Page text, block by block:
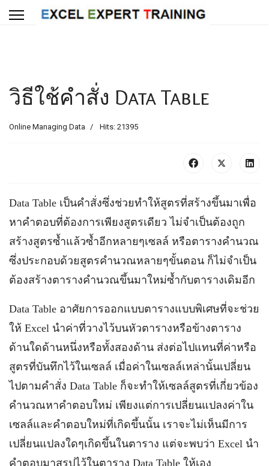
วิธีใช้คำสั่ง Data Table
Online Managing Data Hits: 21395
Data Table เป็นคำสั่งซึ่งช่วยทำให้สูตรที่สร้างขึ้นมาเพื่อ
หาคำตอบที่ต้องการเพียงสูตรเดียว ไม่จำเป็นต้องถูก
สร้างสูตรซ้ำแล้วซ้ำอีกหลายๆเซลล์ หรือตารางคำนวณ
ซึ่งประกอบด้วยสูตรคำนวณหลายๆขั้นตอน ก็ไม่จำเป็น
ต้องสร้างตารางคำนวณขึ้นมาใหม่ซ้ำกับตารางเดิมอีก
Data Table อาศัยการออกแบบตารางแบบพิเศษที่จะช่วย
ให้ Excel นำค่าที่วางไว้บนหัวตารางหรือข้างตาราง
ด้านใดด้านหนึ่งหรือทั้งสองด้าน ส่งต่อไปแทนที่ค่าหรือ
สูตรที่บันทึกไว้ในเซลล์ เมื่อค่าในเซลล์เหล่านั้นเปลี่ยน
ไปตามคำสั่ง Data Table ก็จะทำให้เซลล์สูตรที่เกี่ยวข้อง
คำนวณหาคำตอบใหม่ เพียงแต่การเปลี่ยนแปลงค่าใน
เซลล์และคำตอบใหม่ที่เกิดขึ้นนั้น เราจะไม่เห็นมีการ
เปลี่ยนแปลงใดๆเกิดขึ้นในตาราง แต่จะพบว่า Excel นำ
คำตอบมาสรุปไว้ในตาราง Data Table ให้เอง